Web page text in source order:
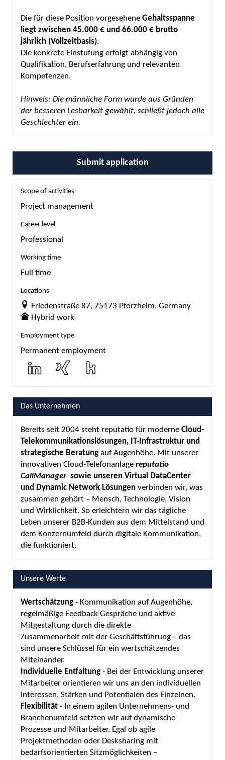
Die für diese Position vorgesehene Gehaltsspanne
liegt zwischen 45.000 € und 66.000 € brutto
jährlich (Vollzeitbasis).
Die konkrete Einstufung erfolgt abhängig von
Qualifikation, Berufserfahrung und relevanten
Kompetenzen.
Hinweis: Die männliche Form wurde aus Gründen
der besseren Lesbarkeit gewählt, schließt jedoch alle
Geschlechter ein.
Submit application
Scope of activities
Project management
Career level
Professional
Working time
Full time
Locations
Friedenstraße 87, 75173 Pforzheim, Germany
Hybrid work
Employment type
Permanent employment
Das Unternehmen
Bereits seit 2004 steht reputatio für moderne Cloud-
Telekommunikationslösungen, IT-Infrastruktur und
strategische Beratung auf Augenhöhe. Mit unserer
innovativen Cloud-Telefonanlage reputatio
CallManager sowie unseren Virtual DataCenter
und Dynamic Network Lösungen verbinden wir, was
zusammen gehört – Mensch, Technologie, Vision
und Wirklichkeit. So erleichtern wir das tägliche
Leben unserer B2B-Kunden aus dem Mittelstand und
dem Konzernumfeld durch digitale Kommunikation,
die funktioniert.
Unsere Werte
Wertschätzung - Kommunikation auf Augenhöhe,
regelmäßige Feedback-Gespräche und aktive
Mitgestaltung durch die direkte
Zusammenarbeit mit der Geschäftsführung – das
sind unsere Schlüssel für ein wertschätzendes
Miteinander.
Individuelle Entfaltung - Bei der Entwicklung unserer
Mitarbeiter orientieren wir uns an den individuellen
Interessen, Stärken und Potentialen des Einzelnen.
Flexibilität - In einem agilen Unternehmens- und
Branchenumfeld setzten wir auf dynamische
Prozesse und Mitarbeiter. Egal ob agile
Projektmethoden oder Desksharing mit
bedarfsorientierten Sitzmöglichkeiten –